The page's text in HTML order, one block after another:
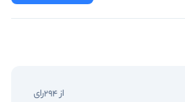
از 294رای